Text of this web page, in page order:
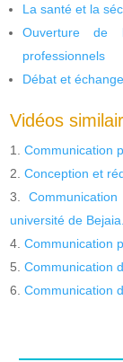
La santé et la
Ouverture de
professionnels
Débat et
Vidéos
Communication
Conception et
université de Bejaia.
Communication
Communication
Communication